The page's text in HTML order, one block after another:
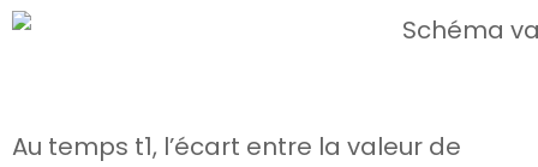
Au temps t1, l’écart entre la valeur de